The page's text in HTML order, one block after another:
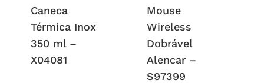
Caneca
Térmica Inox
350 ml –
X04081
Mouse
Wireless
Dobrável
Alencar –
S97399